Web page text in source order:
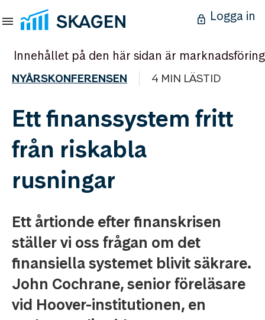
Logga in
Innehållet på den här sidan är marknadsföring
NYÅRSKONFERENSEN 4 MIN LÄSTID
Ett finanssystem fritt
från riskabla
rusningar
Ett årtionde efter finanskrisen
ställer vi oss frågan om det
finansiella systemet blivit säkrare.
John Cochrane, senior föreläsare
vid Hoover-institutionen, en